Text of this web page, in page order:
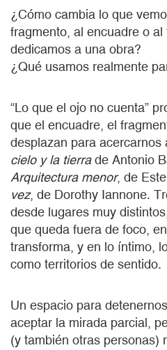
¿Cómo cambia lo que
fragmento, al encuadre o
dedicamos a una obra?
¿Qué usamos realmente
“Lo que el ojo no cuenta”
que el encuadre, el
desplazan para acercarnos
cielo y la tierrade Antonio
Arquitectura menor, de
vez, de Dorothy Iannone.
desde lugares muy
que queda fuera de foco,
transforma, y en lo íntimo,
como territorios de sentido.
Un espacio para
aceptar la mirada parcial,
(y también otras personas)